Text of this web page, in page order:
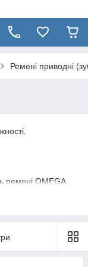
Ремені приводні
ремені OMEGA
більше
При
ремені OMEGA